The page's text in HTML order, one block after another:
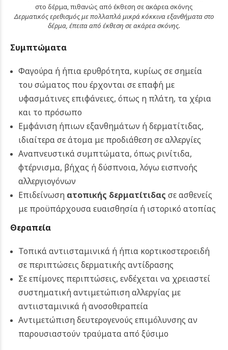
Δερματικός ερεθισμός με πολλαπλά μικρά κόκκινα εξανθήματα στο
δέρμα, έπειτα από έκθεση σε ακάρεα σκόνης.
Συμπτώματα
Φαγούρα ή ήπια ερυθρότητα, κυρίως σε σημεία
του σώματος που έρχονται σε επαφή με
υφασμάτινες επιφάνειες, όπως η πλάτη, τα χέρια
και το πρόσωπο
Εμφάνιση ήπιων εξανθημάτων ή δερματίτιδας,
ιδιαίτερα σε άτομα με προδιάθεση σε αλλεργίες
Αναπνευστικά συμπτώματα, όπως ρινίτιδα,
φτέρνισμα, βήχας ή δύσπνοια, λόγω εισπνοής
αλλεργιογόνων
Επιδείνωση ατοπικής δερματίτιδας σε ασθενείς
με προϋπάρχουσα ευαισθησία ή ιστορικό ατοπίας
Θεραπεία
Τοπικά αντιισταμινικά ή ήπια κορτικοστεροειδή
σε περιπτώσεις δερματικής αντίδρασης
Σε επίμονες περιπτώσεις, ενδέχεται να χρειαστεί
συστηματική αντιμετώπιση αλλεργίας με
αντιισταμινικά ή ανοσοθεραπεία
Αντιμετώπιση δευτερογενούς επιμόλυνσης αν
παρουσιαστούν τραύματα από ξύσιμο